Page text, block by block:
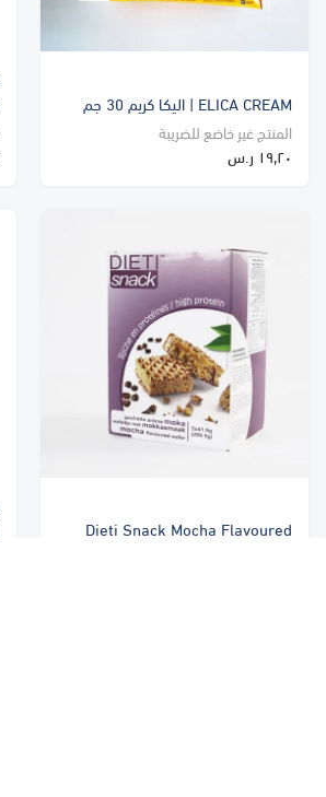
ELICA CREAM | اليكا كريم 30 جم
المنتج غير خاضع للضريبة
١٩٫٢٠ ر.س
Dieti Snack Mocha Flavoured